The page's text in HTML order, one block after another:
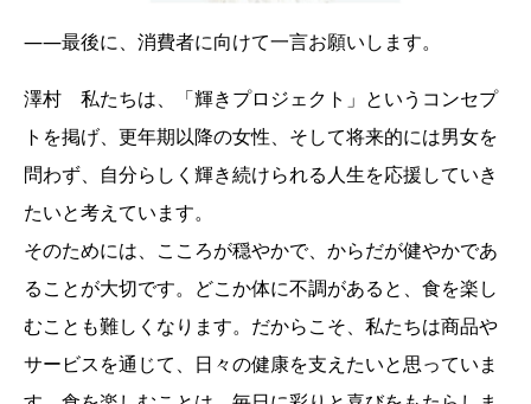
――最後に、消費者に向けて一言お願いします。
澤村 私たちは、「輝きプロジェクト」というコンセプ
トを掲げ、更年期以降の女性、そして将来的には男女を
問わず、自分らしく輝き続けられる人生を応援していき
たいと考えています。
そのためには、こころが穏やかで、からだが健やかであ
ることが大切です。どこか体に不調があると、食を楽し
むことも難しくなります。だからこそ、私たちは商品や
サービスを通じて、日々の健康を支えたいと思っていま